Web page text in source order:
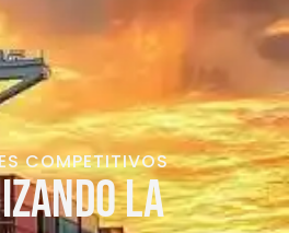
COMPETITIVOS
la